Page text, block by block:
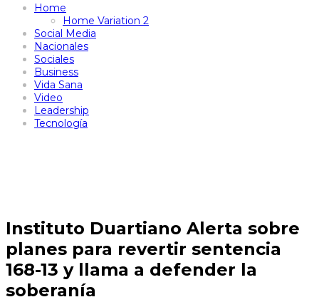
Home
Home Variation 2
Social Media
Nacionales
Sociales
Business
Vida Sana
Video
Leadership
Tecnología
Instituto Duartiano Alerta sobre
planes para revertir sentencia
168-13 y llama a defender la
soberanía